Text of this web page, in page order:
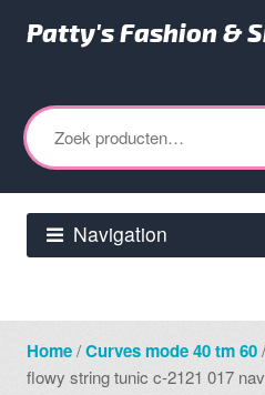
naar
navigatie
naar
de
inhoud
Patty's Fashion &
Zoeken
naar:
Navigation
Home/Curves mode 40 tm 60
flowy string tunic c-2121 017